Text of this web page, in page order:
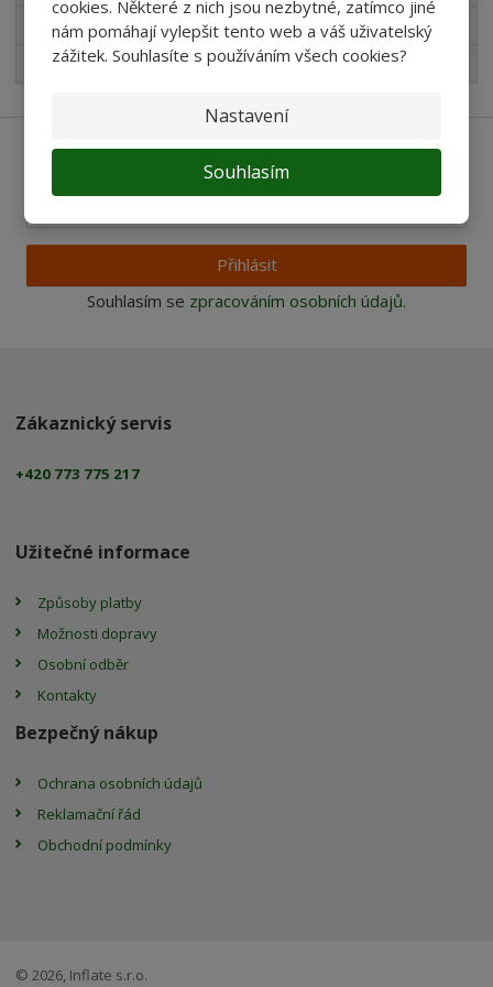
cookies. Některé z nich jsou nezbytné, zatímco jiné
nám pomáhají vylepšit tento web a váš uživatelský
zážitek. Souhlasíte s používáním všech cookies?
Nastavení
Souhlasím
Pro děti
Nejprodávanější
Ať vám nic neunikne
Přihlásit
Souhlasím se zpracováním osobních údajů.
Zákaznický servis
+420 773 775 217
Užitečné informace
Způsoby platby
Možnosti dopravy
Osobní odběr
Kontakty
Bezpečný nákup
Ochrana osobních údajů
Reklamační řád
Obchodní podmínky
© 2026, Inflate s.r.o.